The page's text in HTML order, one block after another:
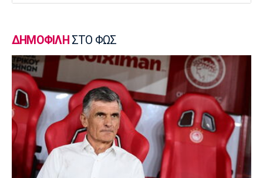
Μπάσκετ Ελλάδα
Σ.Ε.Φ.: Παρουσίαση της νέας του μορφής
στη... Δ.Ε.Θ
20:15
Super League 1
«Όχι του Θεμπάγιος σε σούπερ πρόταση
ελληνικής ομάδας!»
20:00
Εθνικές Μπάσκετ
ΔΗΜΟΦΙΛΗΣΤΟ ΦΩΣ